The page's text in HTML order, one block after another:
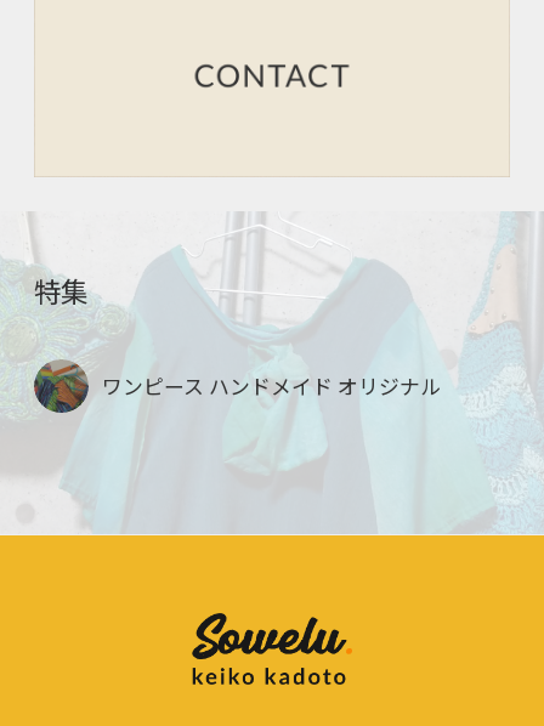
特集
ワンピース ハンドメイド オリジナル